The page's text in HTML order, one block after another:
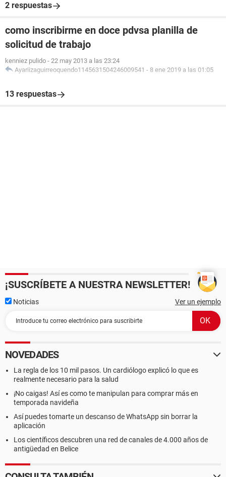
2 respuestas
como inscribirme en doce pdvsa planilla de
solicitud de trabajo
kenniez pulido - 22 may 2013 a las 23:24
Ayariizaguirreoquendo1145631504246009541 - 8 ene 2019 a las 01:05
13 respuestas
¡SUSCRÍBETE A NUESTRA NEWSLETTER!
Noticias Ver un ejemplo
NOVEDADES
La regla de los 10 mil pasos. Un cardiólogo explicó lo que es
realmente necesario para la salud
¡No caigas! Así es como te manipulan para comprar más en
temporada navideña
Así puedes tomarte un descanso de WhatsApp sin borrar la
aplicación
Los científicos descubren una red de canales de 4.000 años de
antigüedad en Belice